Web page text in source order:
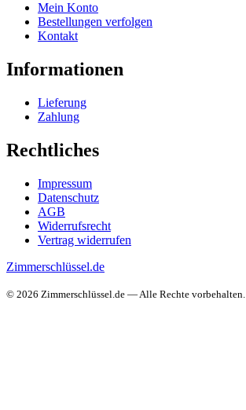
Mein Konto
Bestellungen verfolgen
Kontakt
Informationen
Lieferung
Zahlung
Rechtliches
Impressum
Datenschutz
AGB
Widerrufsrecht
Vertrag widerrufen
Zimmerschlüssel.de
© 2026 Zimmerschlüssel.de — Alle Rechte vorbehalten.